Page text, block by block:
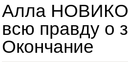
Алла
всю правду о
Окончание